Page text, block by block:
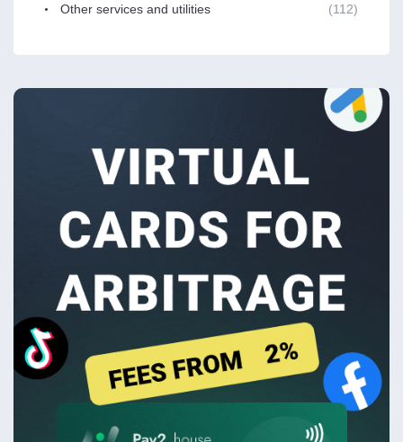
Other services and utilities (112)